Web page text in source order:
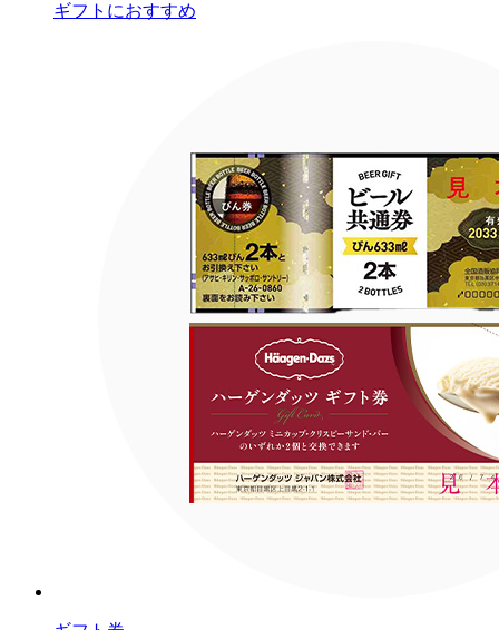
ギフトにおすすめ